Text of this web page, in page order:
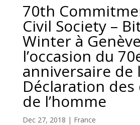
70th
Civil Society –
Winter à
l’occasion du
anniversaire de
Déclaration
de l’homme
Dec 27, 2018 | France